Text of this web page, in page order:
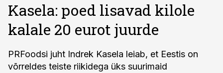
Kasela: poed lisavad kilole
kalale 20 eurot juurde
PRFoodsi juht Indrek Kasela leiab, et Eestis on
võrreldes teiste riikidega üks suurimaid